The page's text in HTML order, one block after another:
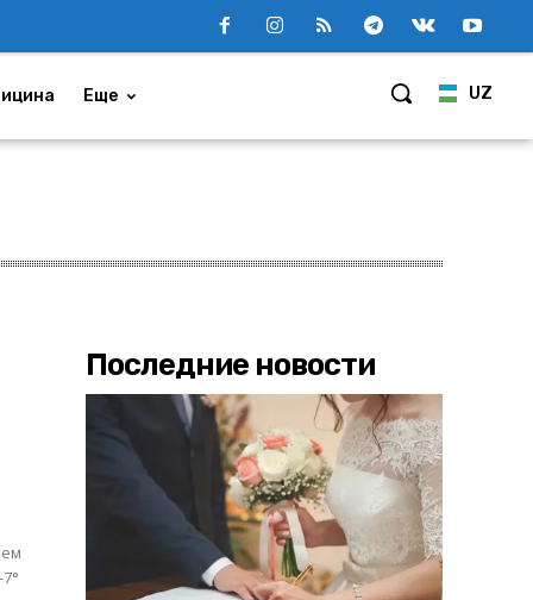
UZ
Еще
Последние новости